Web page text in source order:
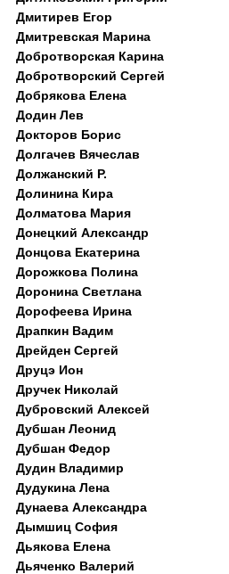
Дмитирев Егор
Дмитревская Марина
Добротворская Карина
Добротворский Сергей
Добрякова Елена
Додин Лев
Докторов Борис
Долгачев Вячеслав
Должанский Р.
Долинина Кира
Долматова Мария
Донецкий Александр
Донцова Екатерина
Дорожкова Полина
Доронина Светлана
Дорофеева Ирина
Драпкин Вадим
Дрейден Сергей
Друцэ Ион
Дручек Николай
Дубровский Алексей
Дубшан Леонид
Дубшан Федор
Дудин Владимир
Дудукина Лена
Дунаева Александра
Дымшиц София
Дьякова Елена
Дьяченко Валерий